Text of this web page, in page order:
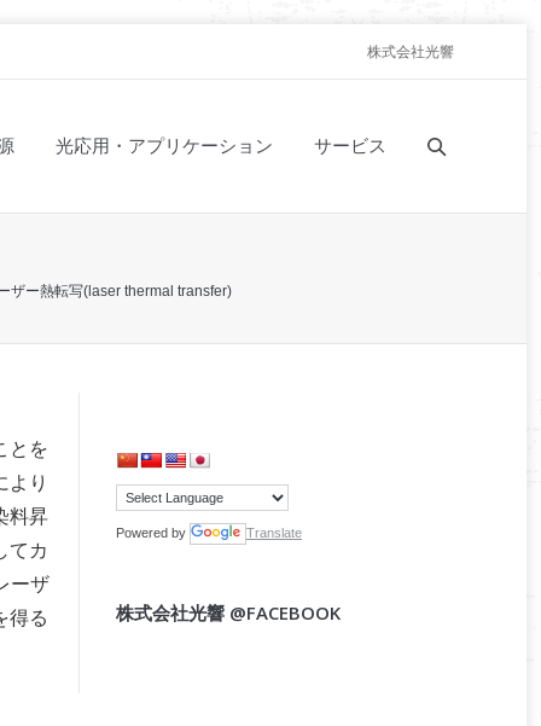
株式会社光響
光応用・アプリケーション サービス
ザー熱転写(laser thermal transfer)
とを
より
料昇
てカ
ーザ
得る
Powered by Translate
株式会社光響 @FACEBOOK